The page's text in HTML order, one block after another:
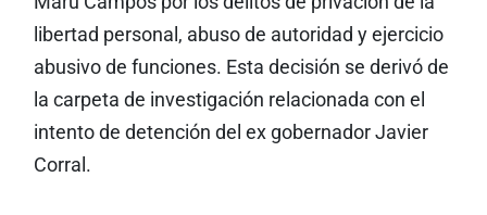
libertad personal, abuso de autoridad y ejercicio
abusivo de funciones. Esta decisión se derivó de
la carpeta de investigación relacionada con el
intento de detención del ex gobernador Javier
Corral.